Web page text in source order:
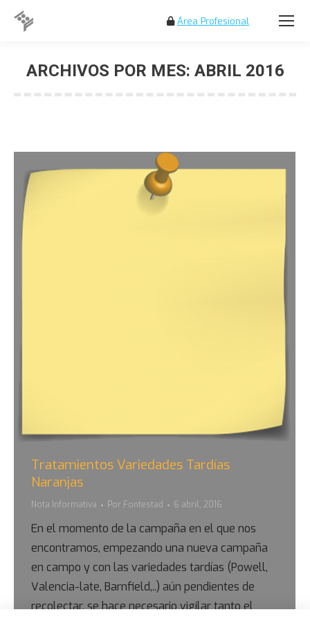
Área Profesional
Buscar:
ARCHIVOS POR MES: ABRIL 2016
Tratamientos Variedades Tardías
Naranjas
Nota Informativa Por Fontestad 6 abril, 2016
En el momento de la campaña en el que nos
encontramos, empezando una nueva campaña
en campo y con las variedades tardías (Powell,
Valencia-late, Barnfield,..) aún pendientes de
recolectar, se hace necesario vigilar tanto el